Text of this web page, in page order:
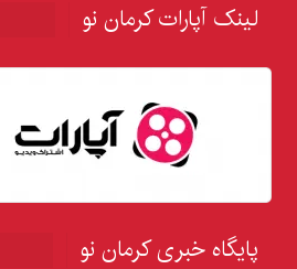
لینک آپارات کرمان نو
پایگاه خبری کرمان نو